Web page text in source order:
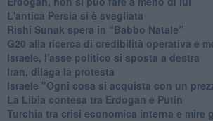
L'antica Persia si è svegliata
Rishi Sunak spera in “Babbo Natale”
G20 alla ricerca di credibilità operativa e
Israele, l'asse politico si sposta a destra
Iran, dilaga la protesta
Israele "Ogni cosa si acquista con un
La Libia contesa tra Erdogan e Putin
Turchia tra crisi economica interna e mire